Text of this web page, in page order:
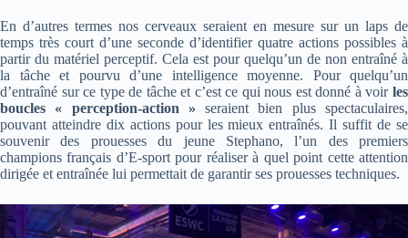
En d’autres termes nos cerveaux seraient en mesure sur un laps de
temps très court d’une seconde d’identifier quatre actions possibles à
partir du matériel perceptif. Cela est pour quelqu’un de non entraîné à
la tâche et pourvu d’une intelligence moyenne. Pour quelqu’un
d’entraîné sur ce type de tâche et c’est ce qui nous est donné à voir les
boucles « perception-action »seraient bien plus spectaculaires,
pouvant atteindre dix actions pour les mieux entraînés. Il suffit de se
souvenir des prouesses du jeune Stephano, l’un des premiers
champions français d’E-sport pour réaliser à quel point cette attention
dirigée et entraînée lui permettait de garantir ses prouesses techniques.